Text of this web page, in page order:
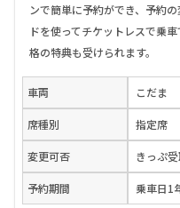
ンで簡単に予約ができ、予約
ドを使ってチケットレスで乗
格の特典も受けられます。
車両 こだま
席種別 指定席
変更可否 きっぷ
予約期間 乗車日1